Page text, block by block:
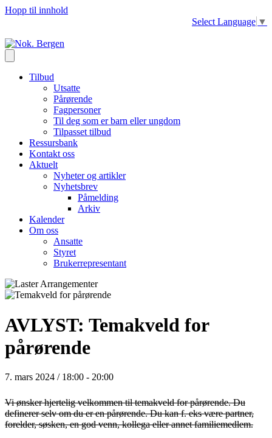
Hopp til innhold
Select Language ▼
Tilbud
Utsatte
Pårørende
Fagpersoner
Til deg som er barn eller ungdom
Tilpasset tilbud
Ressursbank
Kontakt oss
Aktuelt
Nyheter og artikler
Nyhetsbrev
Påmelding
Arkiv
Kalender
Om oss
Ansatte
Styret
Brukerrepresentant
AVLYST: Temakveld for
pårørende
7. mars 2024 / 18:00 - 20:00
Vi ønsker hjertelig velkommen til temakveld for pårørende. Du
definerer selv om du er en pårørende. Du kan f. eks være partner,
forelder, søsken, en god venn, kollega eller annet familiemedlem.